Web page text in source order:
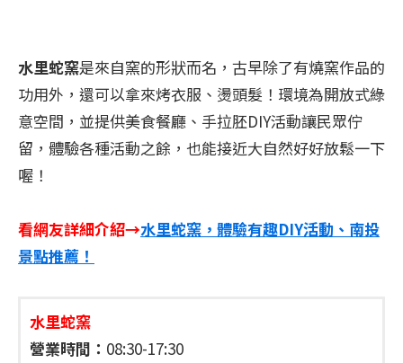
水里蛇窯是來自窯的形狀而名，古早除了有燒窯作品的
功用外，還可以拿來烤衣服、燙頭髮！環境為開放式綠
意空間，並提供美食餐廳、手拉胚DIY活動讓民眾佇
留，體驗各種活動之餘，也能接近大自然好好放鬆一下
喔！
看網友詳細介紹→水里蛇窯，體驗有趣DIY活動、南投
景點推薦！
水里蛇窯
營業時間： 08:30-17:30